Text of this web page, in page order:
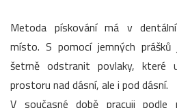
Metoda pískování má v
místo. S pomocí jemných
šetrně odstranit povlaky, které
prostoru nad dásní, ale i pod dásní.
V současné době pracuji podle